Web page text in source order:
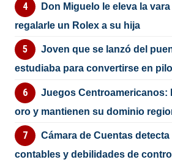
Don Miguelo le eleva la
regalarle un Rolex a su hija
Joven que se lanzó del
estudiaba para convertirse en
Juegos Centroamericanos:
oro y mantienen su dominio
Cámara de Cuentas
contables y debilidades de